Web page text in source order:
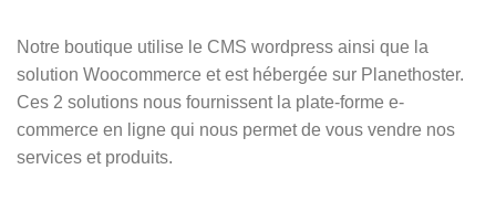
Notre boutique utilise le CMS wordpress ainsi que la
solution Woocommerce et est hébergée sur Planethoster.
Ces 2 solutions nous fournissent la plate-forme e-
commerce en ligne qui nous permet de vous vendre nos
services et produits.